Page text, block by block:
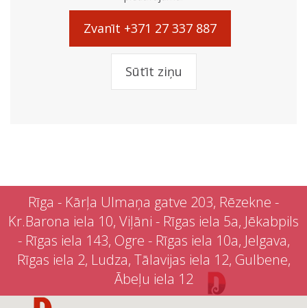
Zvanīt +371 27 337 887
Sūtīt ziņu
Rīga - Kārļa Ulmaņa gatve 203, Rēzekne -
Kr.Barona iela 10, Viļāni - Rīgas iela 5a, Jēkabpils
- Rīgas iela 143, Ogre - Rīgas iela 10a, Jelgava,
Rīgas iela 2, Ludza, Tālavijas iela 12, Gulbene,
Ābeļu iela 12